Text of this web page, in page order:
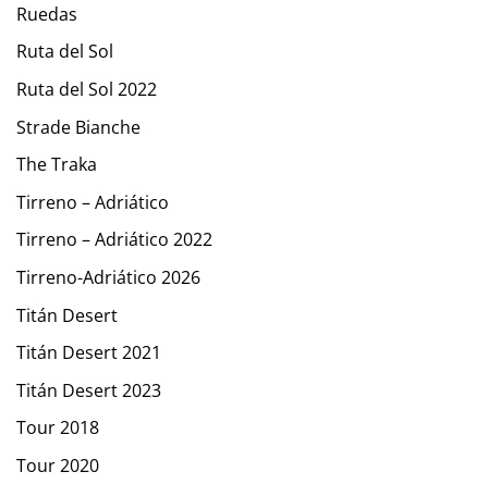
Ruedas
Ruta del Sol
Ruta del Sol 2022
Strade Bianche
The Traka
Tirreno – Adriático
Tirreno – Adriático 2022
Tirreno-Adriático 2026
Titán Desert
Titán Desert 2021
Titán Desert 2023
Tour 2018
Tour 2020